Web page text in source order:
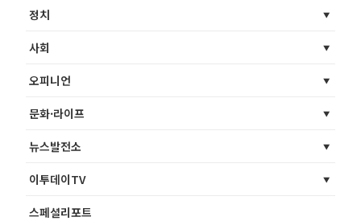
정치
사회
오피니언
문화·라이프
뉴스발전소
이투데이TV
스페셜리포트